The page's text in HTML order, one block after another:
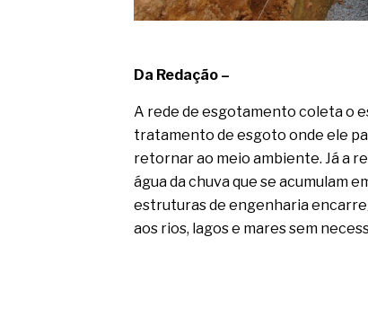
Da Redação –
A rede de esgotamento coleta o
tratamento de esgoto onde ele
retornar ao meio ambiente. Já a
água da chuva que se acumulam
estruturas de engenharia
aos rios, lagos e mares sem